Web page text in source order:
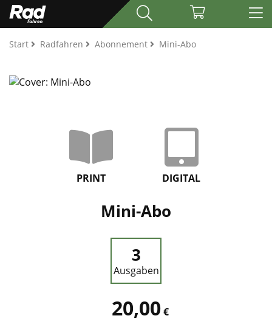
Start Radfahren Abonnement Mini-Abo
PRINT DIGITAL
Mini-Abo
3
Ausgaben
20,00€